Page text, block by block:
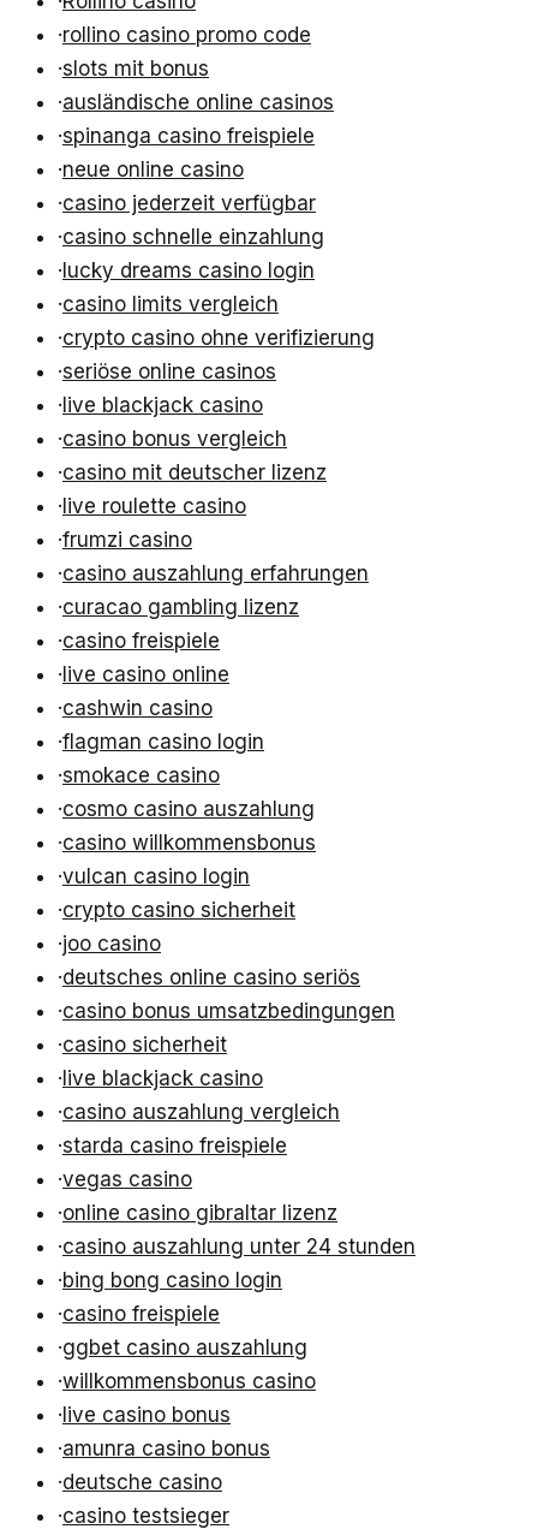
·rollino casino promo code
·slots mit bonus
·ausländische online casinos
·spinanga casino freispiele
·neue online casino
·casino jederzeit verfügbar
·casino schnelle einzahlung
·lucky dreams casino login
·casino limits vergleich
·crypto casino ohne verifizierung
·seriöse online casinos
·live blackjack casino
·casino bonus vergleich
·casino mit deutscher lizenz
·live roulette casino
·frumzi casino
·casino auszahlung erfahrungen
·curacao gambling lizenz
·casino freispiele
·live casino online
·cashwin casino
·flagman casino login
·smokace casino
·cosmo casino auszahlung
·casino willkommensbonus
·vulcan casino login
·crypto casino sicherheit
·joo casino
·deutsches online casino seriös
·casino bonus umsatzbedingungen
·casino sicherheit
·live blackjack casino
·casino auszahlung vergleich
·starda casino freispiele
·vegas casino
·online casino gibraltar lizenz
·casino auszahlung unter 24 stunden
·bing bong casino login
·casino freispiele
·ggbet casino auszahlung
·willkommensbonus casino
·live casino bonus
·amunra casino bonus
·deutsche casino
·casino testsieger